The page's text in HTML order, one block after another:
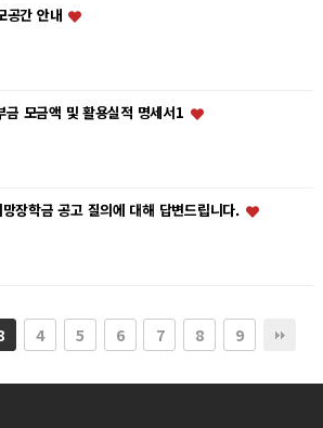
공간 안내
모금액 및 활용실적 명세서1
장학금 공고 질의에 대해 답변드립니다.
4 5 6 7 8 9